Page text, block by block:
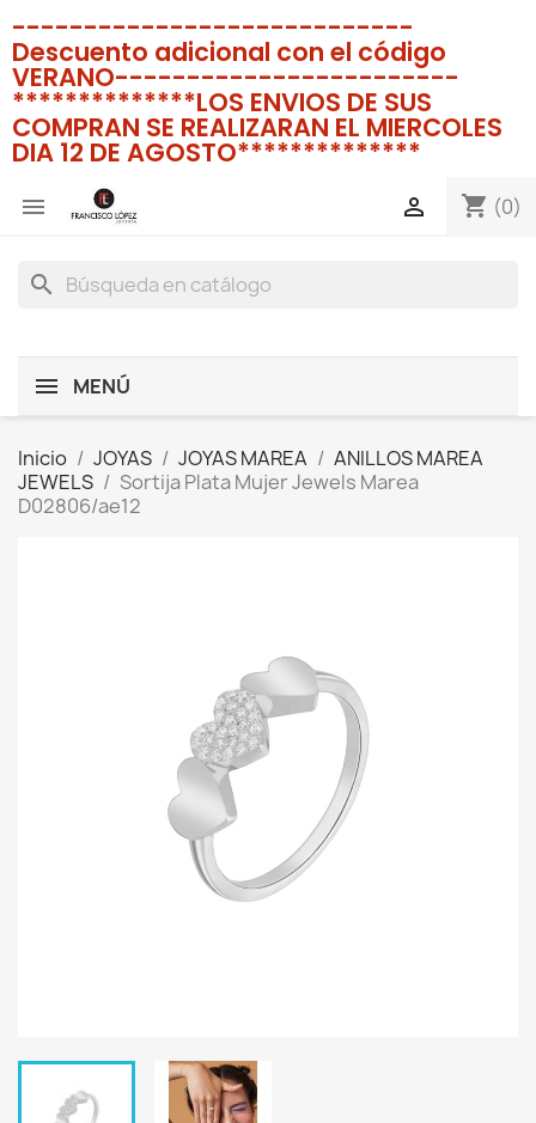
----------------------------
Descuento adicional con el código
VERANO------------------------
**************LOS ENVIOS DE SUS
COMPRAN SE REALIZARAN EL MIERCOLES
DIA 12 DE AGOSTO**************
 shopping_cart (0)

search
MENÚ
Inicio JOYAS JOYAS MAREA
ANILLOS MAREA
JEWELS
Sortija Plata Mujer Jewels Marea
D02806/ae12